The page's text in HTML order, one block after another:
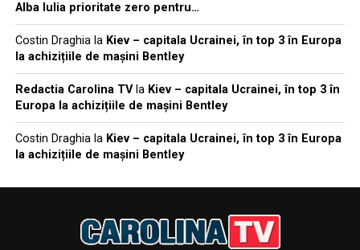
Alba Iulia prioritate zero pentru…
Costin Draghiala Kiev – capitala Ucrainei, în top 3 în Europa
la achizițiile de mașini Bentley
Redactia Carolina TVla Kiev – capitala Ucrainei, în top 3 în
Europa la achizițiile de mașini Bentley
Costin Draghiala Kiev – capitala Ucrainei, în top 3 în Europa
la achizițiile de mașini Bentley